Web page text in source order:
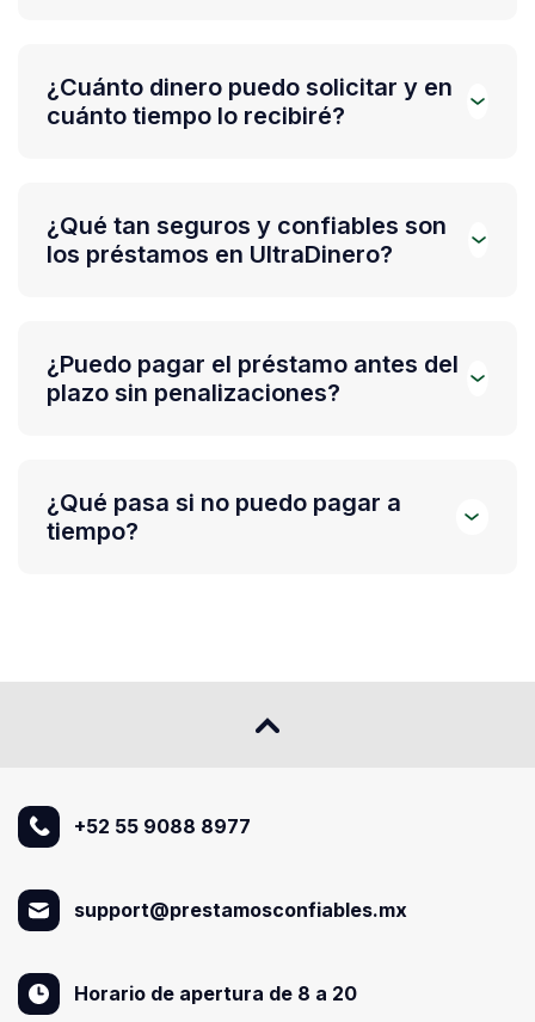
¿Cuánto dinero puedo solicitar y en
cuánto tiempo lo recibiré?
¿Qué tan seguros y confiables son
los préstamos en UltraDinero?
¿Puedo pagar el préstamo antes del
plazo sin penalizaciones?
¿Qué pasa si no puedo pagar a
tiempo?
+52 55 9088 8977
support@prestamosconfiables.mx
Horario de apertura de 8 a 20